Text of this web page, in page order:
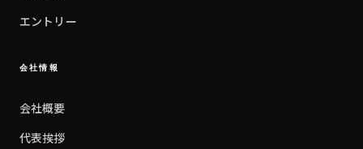
エントリー
会社情報
会社概要
代表挨拶